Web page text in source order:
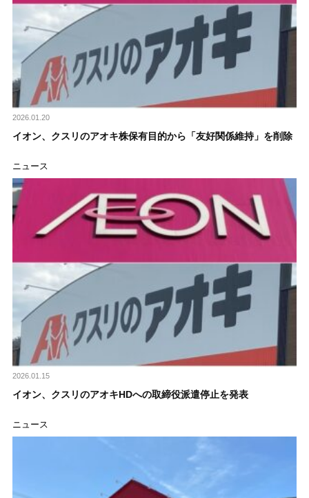
2026.01.20
イオン、クスリのアオキ株保有目的から「友好関係維持」を削除
ニュース
2026.01.15
イオン、クスリのアオキHDへの取締役派遣停止を発表
ニュース